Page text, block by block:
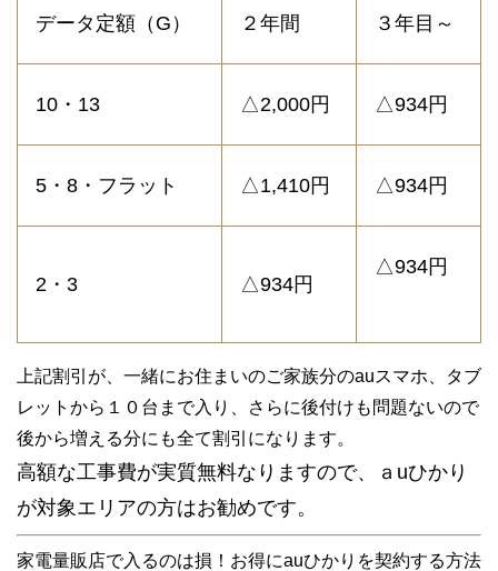
データ定額（G） ２年間 ３年目～
10・13 △2,000円 △934円
5・8・フラット △1,410円 △934円
2・3 △934円
△934円
上記割引が、一緒にお住まいのご家族分のauスマホ、タブ
レットから１０台まで入り、さらに後付けも問題ないので
後から増える分にも全て割引になります。
高額な工事費が実質無料なりますので、 ａ uひかり
が対象エリアの方はお勧めです。
家電量販店で入るのは損！お得にauひかりを契約する方法